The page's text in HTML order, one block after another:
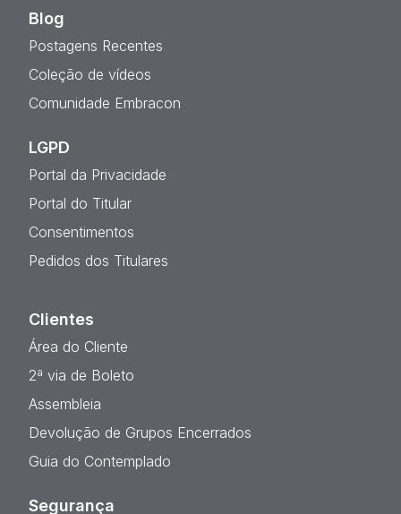
Blog
Postagens Recentes
Coleção de vídeos
Comunidade Embracon
LGPD
Portal da Privacidade
Portal do Titular
Consentimentos
Pedidos dos Titulares
Clientes
Área do Cliente
2ª via de Boleto
Assembleia
Devolução de Grupos Encerrados
Guia do Contemplado
Segurança